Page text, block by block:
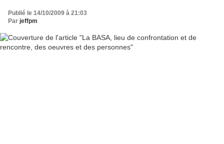
Publié le 14/10/2009 à 21:03
Par jeffpm